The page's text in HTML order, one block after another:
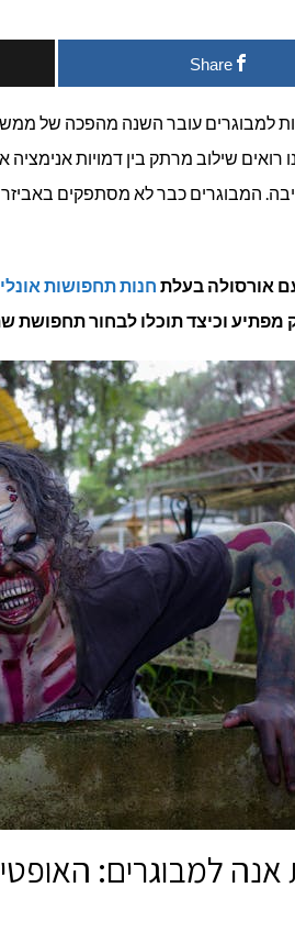
הטרנדים
Share
למבוגרים עובר השנה מהפכה של ממש,
2026 אנו רואים שילוב מרתק בין דמויות
המבוגרים כבר לא מסתפקים
אורסולה בעלת חנות תחפושות
מפתיע וכיצד תוכלו לבחור
למבוגרים: